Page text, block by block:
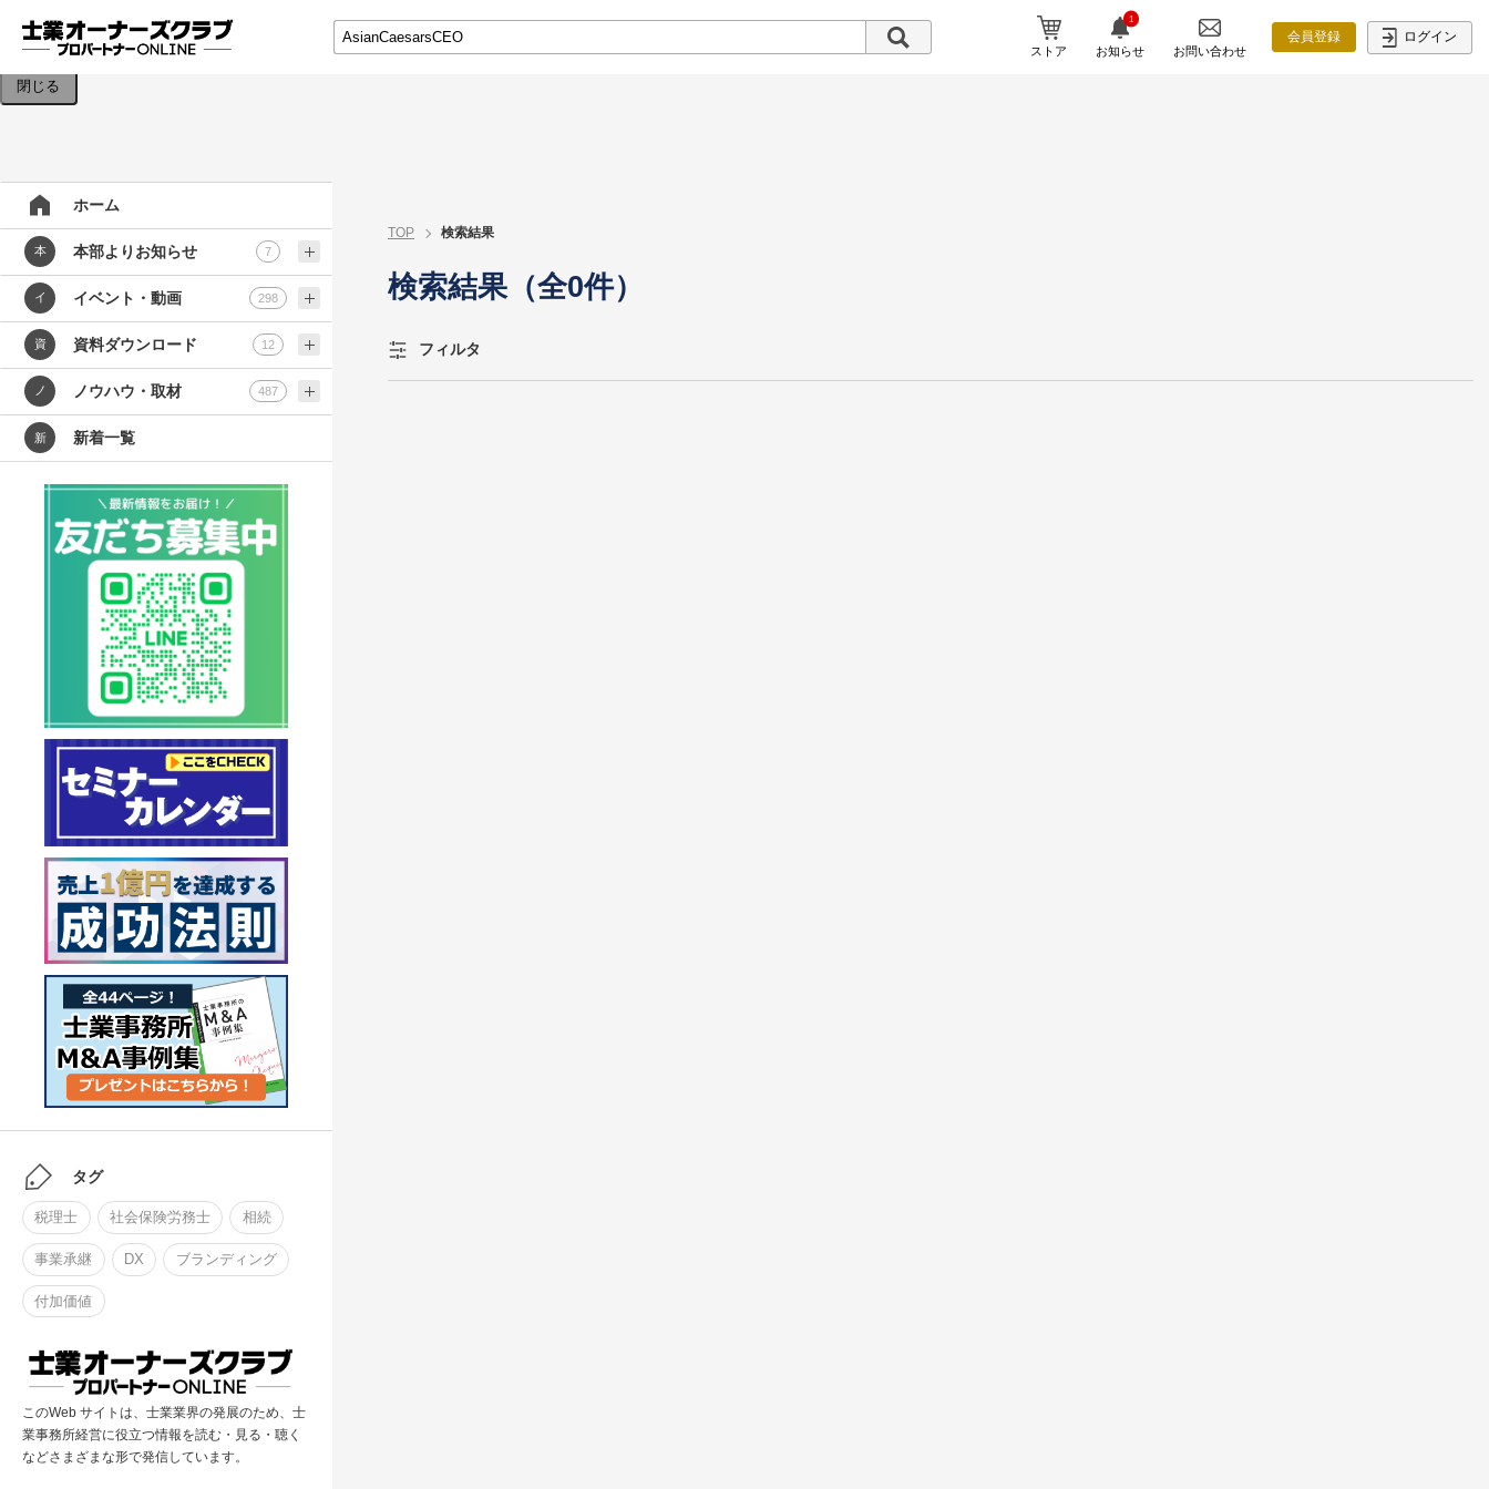
ストア
1
お知らせ お問い合わせ
会員登録 ログイン
検索条件を入力してください。
閉じる
ホーム
本 本部よりお知らせ 7
イ イベント・動画 298
資 資料ダウンロード 12
ノ ノウハウ・取材 487
新 新着一覧
タグ
税理士 社会保険労務士 相続
事業承継 DX ブランディング
付加価値
このWeb サイトは、士業業界の発展のため、士
業事務所経営に役立つ情報を読む・見る・聴く
などさまざまな形で発信しています。
TOP 検索結果
検索結果（全0件）
フィルタ